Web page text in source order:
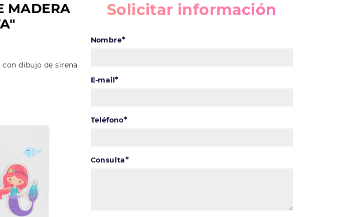
MADERA
dibujo de sirena
Solicitar información
Nombre*
E-mail*
Teléfono*
Consulta*